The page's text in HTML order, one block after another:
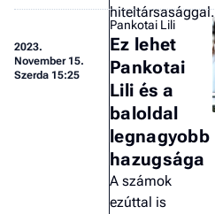
hiteltársasággal.
2023.
November 15.
Szerda 15:25
Pankotai Lili
Ez lehet
Pankotai
Lili és a
baloldal
legnagyobb
hazugsága
A számok
ezúttal is